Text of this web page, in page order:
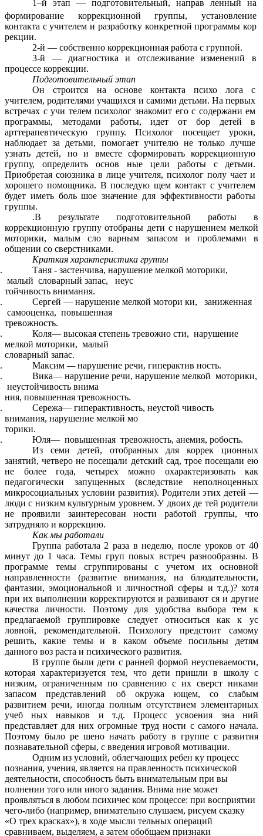
1–й
этап — подготовительный, направ ленный на
формирование коррекционной группы, установление
контакта с учителем и разработку конкретной программы кор
рекции.
2-й — собственно коррекционная работа с группой.
3-й — диагностика и отслеживание изменений в
процессе коррекции.
Подготовительный этап
Он строится на основе контакта психо лога с
учителем, родителями учащихся и самими детьми. На первых
встречах с учи телем психолог знакомит его с содержани ем
программы, методами работы, идет от бор детей в
арттерапевтическую группу. Психолог посещает уроки,
наблюдает за детьми, помогает учителю не только лучше
узнать детей, но и вместе сформировать коррекционную
группу, определить основ ные цели работы с детьми.
Приобретая союзника в лице учителя, психолог полу чает и
хорошего помощника. В последую щем контакт с учителем
будет иметь боль шое значение для эффективности работы
группы.
.В результате подготовительной работы в
коррекционную группу отобраны дети с нарушением мелкой
моторики, малым сло варным запасом и проблемами в
общении со сверстниками.
Краткая характеристика группы
Таня - застенчива, нарушение мелкой моторики,
малый словарный запас, неус
тойчивость внимания.
Сергей — нарушение мелкой мотори ки, заниженная
самооценка, повышенная
тревожность.
Коля— высокая степень тревожно сти, нарушение
мелкой моторики, малый
словарный запас.
Максим—нарушение речи, гиперактив ность.
Вика— нарушение речи, нарушение мелкой моторики,
неустойчивость внима
ния, повышенная тревожность.
Сережа— гиперактивность, неустой чивость
внимания, нарушение мелкой мо
торики.
Юля— повышенная тревожность, анемия, робость.
Из семи детей, отобранных для коррек ционных
занятий, четверо не посещали детский сад, трое посещали ею
не более года, четырех можно охарактеризовать как
педагогически запущенных (вследствие неполноценных
микросоциальных условии развития). Родители этих детей —
люди с низким культурным уровнем. У двоих де тей родители
не проявили заинтересован ности работой группы, что
затрудняло и коррекцию.
Как мы работали
Группа работала 2 раза в неделю, после уроков от 40
минут до 1 часа. Темы груп повых встреч разнообразны. В
программе темы сгруппированы с учетом их основной
направленности (развитие внимания, на блюдательности,
фантазии, эмоциональной и личностной сферы и т.д.)? хотя
при их выполнении корректируются и развивают ся и другие
качества личности. Поэтому для удобства выбора тем к
предлагаемой группировке следует относиться как к ус
ловной, рекомендательной. Психологу предстоит самому
решить, какие темы и в каком объеме посильны детям
данного воз раста и психического развития.
В группе были дети с ранней формой неуспеваемости,
которая характеризуется тем, что дети пришли в школу с
низким, ограниченным по сравнению с их сверст никами
запасом представлений об окружа ющем, со слабым
развитием речи, иногда полным отсутствием элементарных
учеб ных навыков и т.д. Процесс усвоения зна ний
представляет для них огромные труд ности с самого начала.
Поэтому было ре шено начать работу в группе с развития
познавательной сферы, с введения игровой мотивации.
Одним из условий, облегчающих ребен ку процесс
познания, учения, является на правленность психической
деятельности, способность быть внимательным при вы
полнении того или иного задания. Внима ние может
проявляться в любом психичес ком процессе: при восприятии
чего-либо (например, внимательно слушаем, рисуем сказку
«О трех красках»), в ходе мысли тельных операций
сравниваем, выделяем, а затем обобщаем признаки